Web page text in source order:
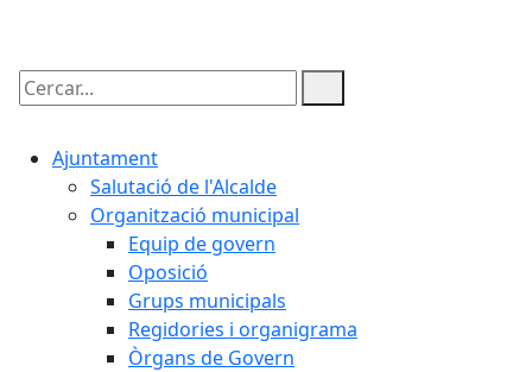
Cercar:
Ajuntament
Salutació de l'Alcalde
Organització municipal
Equip de govern
Oposició
Grups municipals
Regidories i organigrama
Òrgans de Govern